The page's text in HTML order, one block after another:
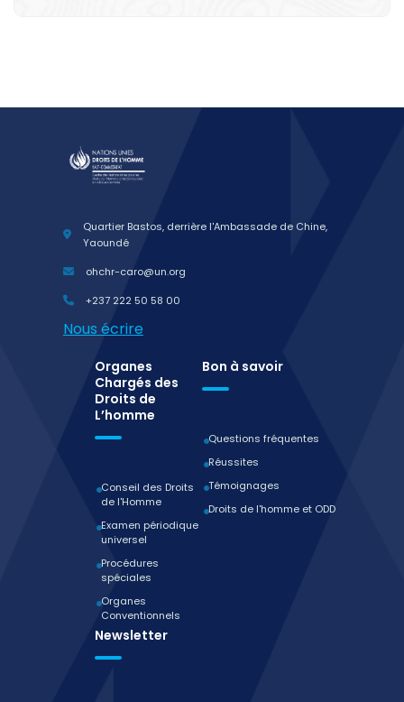
Quartier Bastos, derrière l'Ambassade de Chine,
Yaoundé
ohchr-caro@un.org
+237 222 50 58 00
Nous écrire
Organes
Chargés des
Droits de
L’homme
Conseil des Droits
de l'Homme
Examen périodique
universel
Procédures
spéciales
Organes
Conventionnels
Bon à savoir
Questions fréquentes
Réussites
Témoignages
Droits de l'homme et ODD
Newsletter